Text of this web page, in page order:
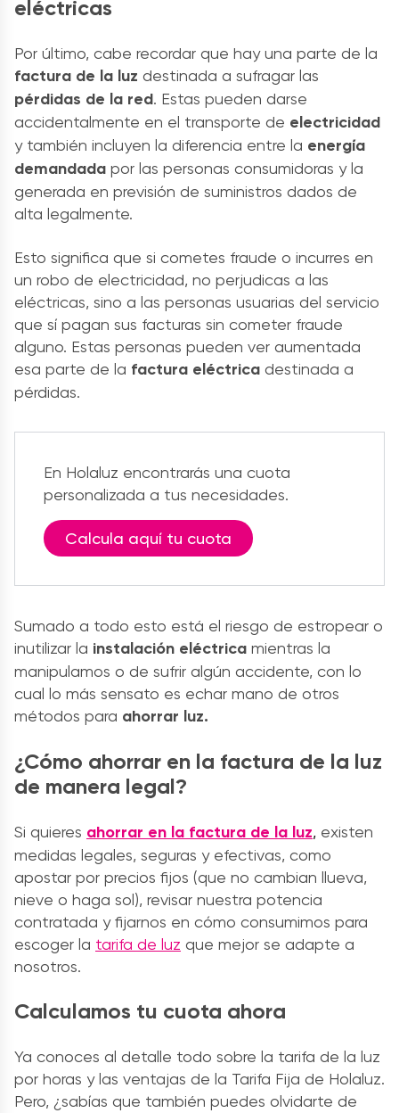
eléctricas
Por último, cabe recordar que hay una parte de la
factura de la luz destinada a sufragar las
pérdidas de la red. Estas pueden darse
accidentalmente en el transporte de electricidad
y también incluyen la diferencia entre la energía
demandada por las personas consumidoras y la
generada en previsión de suministros dados de
alta legalmente.
Esto significa que si cometes fraude o incurres en
un robo de electricidad, no perjudicas a las
eléctricas, sino a las personas usuarias del servicio
que sí pagan sus facturas sin cometer fraude
alguno. Estas personas pueden ver aumentada
esa parte de la factura eléctrica destinada a
pérdidas.
En Holaluz encontrarás una cuota
personalizada a tus necesidades.
Calcula aquí tu cuota
Sumado a todo esto está el riesgo de estropear o
inutilizar la instalación eléctrica mientras la
manipulamos o de sufrir algún accidente, con lo
cual lo más sensato es echar mano de otros
métodos para ahorrar luz.
¿Cómo ahorrar en la factura de la luz
de manera legal?
Si quieres ahorrar en la factura de la luz, existen
medidas legales, seguras y efectivas, como
apostar por precios fijos (que no cambian llueva,
nieve o haga sol), revisar nuestra potencia
contratada y fijarnos en cómo consumimos para
escoger la tarifa de luz que mejor se adapte a
nosotros.
Calculamos tu cuota ahora
Ya conoces al detalle todo sobre la tarifa de la luz
por horas y las ventajas de la Tarifa Fija de Holaluz.
Pero, ¿sabías que también puedes olvidarte de